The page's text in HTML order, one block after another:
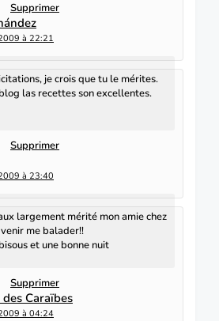
Supprimer
à 22:21
je crois que tu le mérites.
las recettes son excellentes.
Supprimer
à 23:40
largement mérité mon amie chez
me balader!!
et une bonne nuit
Supprimer
Caraïbes
à 04:24